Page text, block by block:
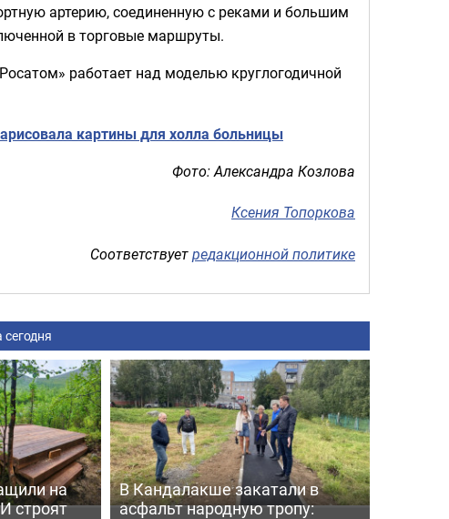
артерию, соединенную с реками и большим
в торговые маршруты.
работает над моделью круглогодичной
картины для холла больницы
Фото: Александра Козлова
Ксения Топоркова
Соответствуетредакционной политике
на
строят
В Кандалакше закатали в
асфальт народную тропу: